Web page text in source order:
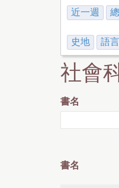
近一週
史地 語
社會
書名
書名